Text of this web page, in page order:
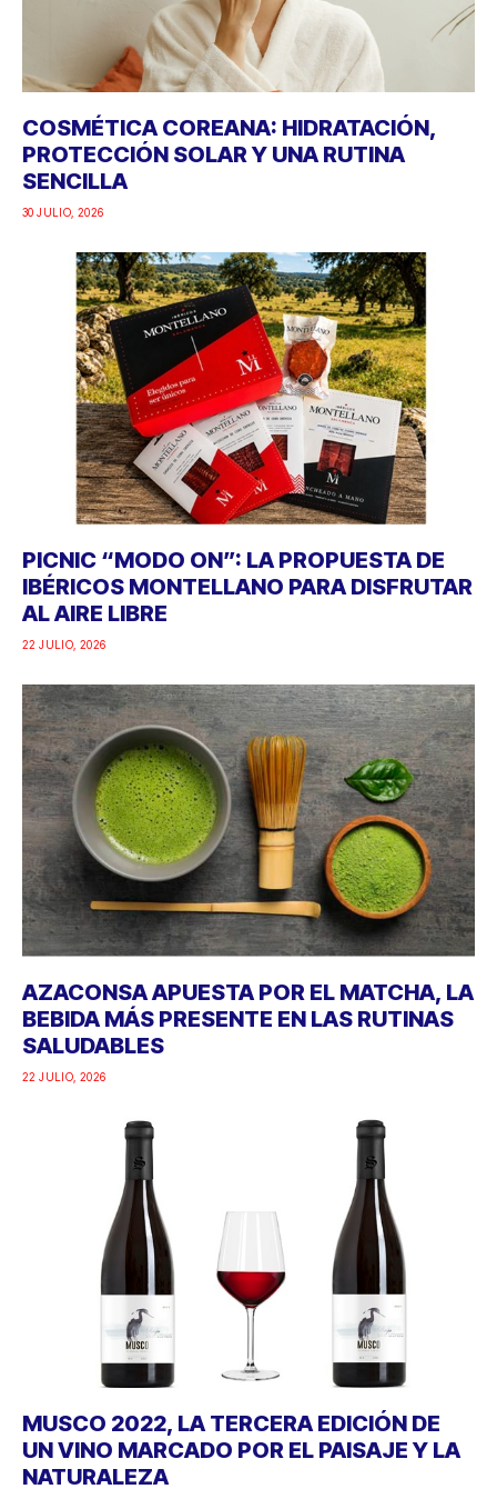
COSMÉTICA COREANA: HIDRATACIÓN,
PROTECCIÓN SOLAR Y UNA RUTINA
SENCILLA
30 JULIO, 2026
PICNIC “MODO ON”: LA PROPUESTA DE
IBÉRICOS MONTELLANO PARA DISFRUTAR
AL AIRE LIBRE
22 JULIO, 2026
AZACONSA APUESTA POR EL MATCHA, LA
BEBIDA MÁS PRESENTE EN LAS RUTINAS
SALUDABLES
22 JULIO, 2026
MUSCO 2022, LA TERCERA EDICIÓN DE
UN VINO MARCADO POR EL PAISAJE Y LA
NATURALEZA